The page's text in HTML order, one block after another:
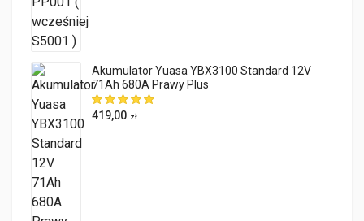
Akumulator Yuasa YBX3100 Standard 12V
71Ah 680A Prawy Plus
419,00 zł